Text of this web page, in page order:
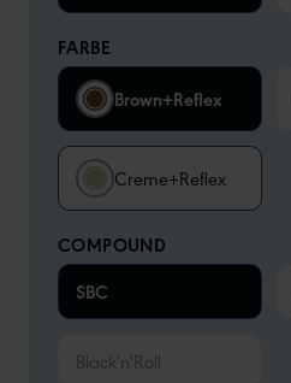
FARBE
Brown+Reflex
Creme+Reflex
COMPOUND
SBC
Black'n'Roll